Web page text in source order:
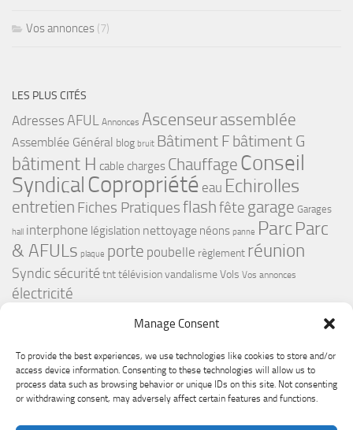
Manage Consent
To provide the best experiences, we use technologies like cookies to store and/or
access device information. Consenting to these technologies will allow us to
process data such as browsing behavior or unique IDs on this site. Not consenting
or withdrawing consent, may adversely affect certain features and functions.
Vos annonces (7)
LES PLUS CITÉS
Adresses AFUL Annonces Ascenseurassemblée
Assemblée Général blog bruit Bâtiment F bâtiment G
bâtiment H cable charges Chauffage Conseil
Syndical Copropriété eau Echirolles
entretien Fiches Pratiquesflashfête garage Garages
hall interphone législation nettoyage néons panne ParcParc
& AFULs plaque porte poubelle règlement réunion
Syndic sécurité tnttélévisionvandalismeVols Vos annonces
électricité